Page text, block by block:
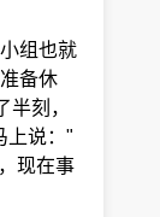
组也就
备休
刻，
上说："
现在事